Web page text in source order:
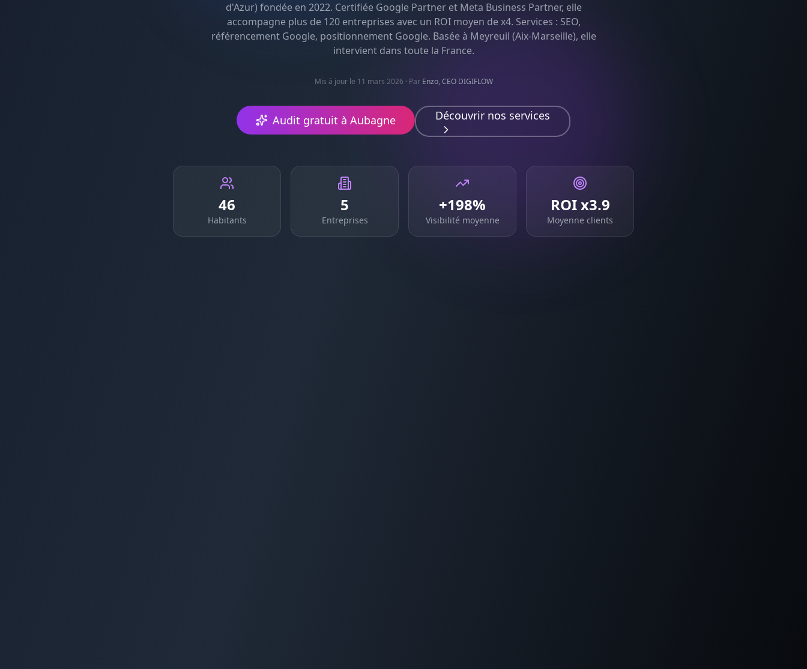
d'Azur) fondée en 2022. Certifiée Google Partner et Meta Business Partner, elle
accompagne plus de 120 entreprises avec un ROI moyen de x4. Services : SEO,
référencement Google, positionnement Google. Basée à Meyreuil (Aix-Marseille), elle
intervient dans toute la France.
Mis à jour le 11 mars 2026 · Par Enzo, CEO DIGIFLOW
Audit gratuit à Aubagne Découvrir nos services
46
Habitants
5
Entreprises
+198%
Visibilité moyenne
ROI x3.9
Moyenne clients